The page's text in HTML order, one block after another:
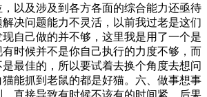
以及涉及到各方各面的综合能力还亟待
决问题能力不灵活，以前我过老是这们
自己做的并不够，这里我是用了一个是
时候并不是你自己执行的力度不够，而
最佳的，所以要试着去换个角度去想问
能抓到老鼠的都是好猫。六、做事想事
直接导致有时候不该有的时间紧，后果